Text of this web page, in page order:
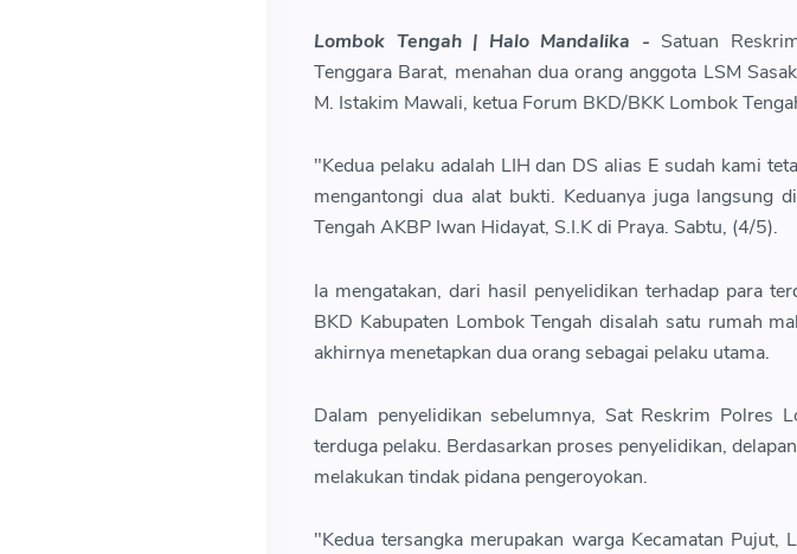
Lombok Tengah | Halo Mandalika - Satuan
Tenggara Barat, menahan dua orang anggota LSM
M. Istakim Mawali, ketua Forum BKD/BKK Lombok
"Kedua pelaku adalah LIH dan DS alias E sudah kami
mengantongi dua alat bukti. Keduanya juga langsung
Tengah AKBP Iwan Hidayat, S.I.K di Praya. Sabtu, (4/5).
Ia mengatakan, dari hasil penyelidikan terhadap para
BKD Kabupaten Lombok Tengah disalah satu rumah
akhirnya menetapkan dua orang sebagai pelaku utama.
Dalam penyelidikan sebelumnya, Sat Reskrim Polres
terduga pelaku. Berdasarkan proses penyelidikan,
melakukan tindak pidana pengeroyokan.
"Kedua tersangka merupakan warga Kecamatan Pujut,